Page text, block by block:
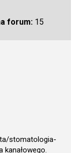
forum:15
stomatologia-
kanałowego.